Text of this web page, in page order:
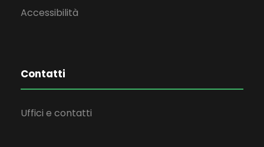
Accessibilità
Contatti
Uffici e contatti